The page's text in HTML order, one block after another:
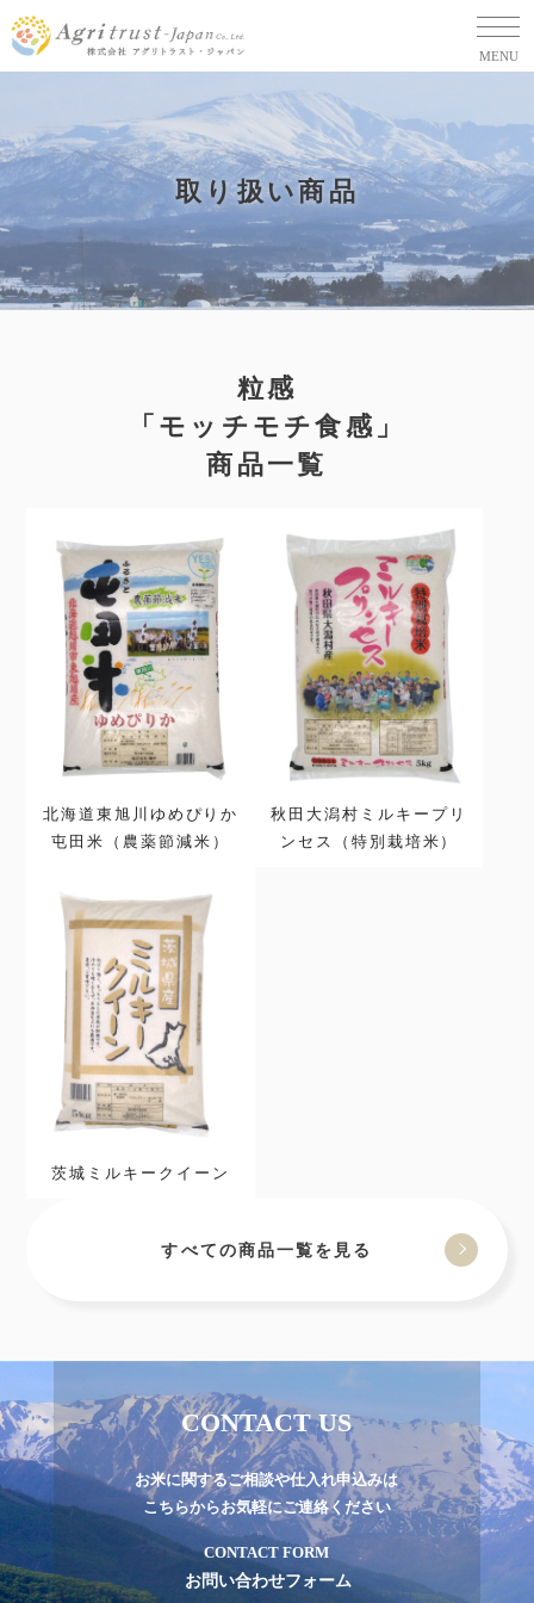
MENU
取り扱い商品
粒感
「モッチモチ食感」
商品一覧
北海道東旭川ゆめぴりか
屯田米（農薬節減米）
秋田大潟村ミルキープリ
ンセス（特別栽培米）
茨城ミルキークイーン
すべての商品一覧を見る
CONTACT US
お米に関するご相談や仕入れ申込みは
こちらからお気軽にご連絡ください
CONTACT FORM
お問い合わせフォーム